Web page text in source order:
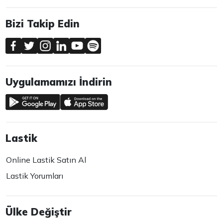
Bizi Takip Edin
Uygulamamızı İndirin
Lastik
Online Lastik Satın Al
Lastik Yorumları
Ülke Değiştir